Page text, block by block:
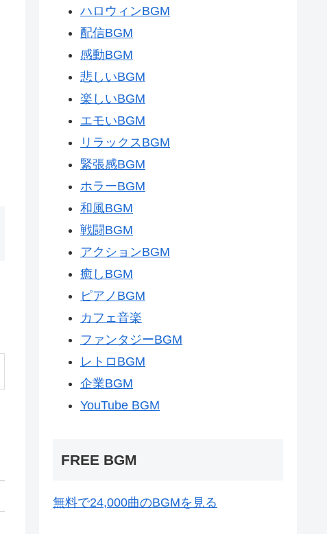
ハロウィンBGM
配信BGM
感動BGM
悲しいBGM
楽しいBGM
エモいBGM
リラックスBGM
緊張感BGM
ホラーBGM
和風BGM
戦闘BGM
アクションBGM
癒しBGM
ピアノBGM
カフェ音楽
ファンタジーBGM
レトロBGM
企業BGM
YouTube BGM
FREE BGM
無料で24,000曲のBGMを見る